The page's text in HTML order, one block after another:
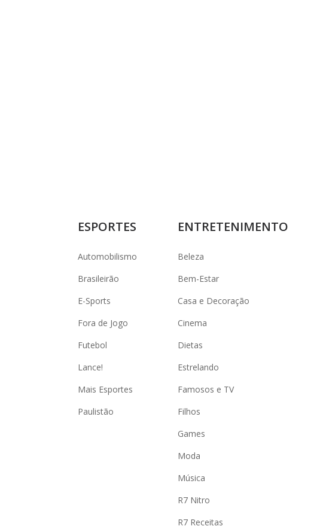
ESPORTES
Automobilismo
Brasileirão
E-Sports
Fora de Jogo
Futebol
Lance!
Mais Esportes
Paulistão
ENTRETENIMENTO
Beleza
Bem-Estar
Casa e Decoração
Cinema
Dietas
Estrelando
Famosos e TV
Filhos
Games
Moda
Música
R7 Nitro
R7 Receitas